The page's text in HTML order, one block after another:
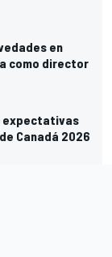
en
como director
expectativas
Canadá 2026